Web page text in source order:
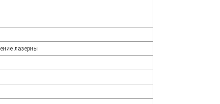
лазерны